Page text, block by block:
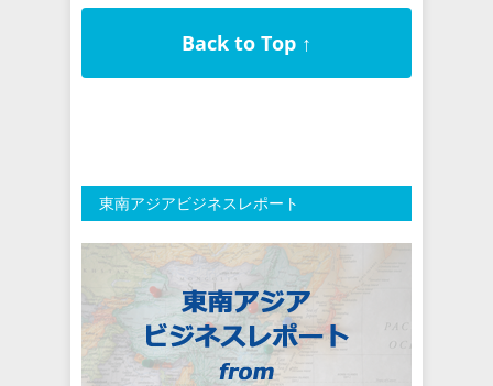
Back to Top ↑
東南アジアビジネスレポート